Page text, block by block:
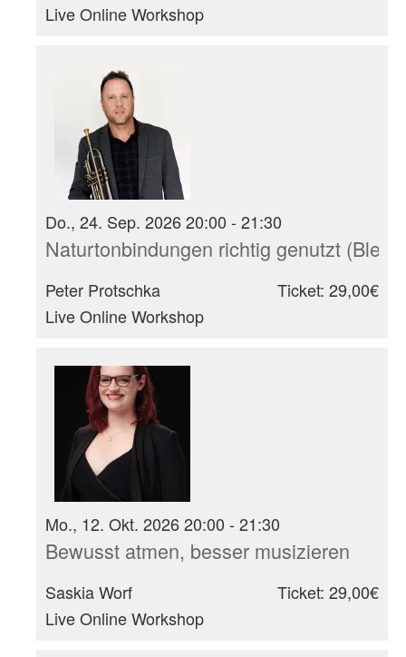
Live Online Workshop
Do., 24. Sep. 2026 20:00 - 21:30
Naturtonbindungen richtig genutzt
Peter Protschka
Live Online Workshop
Ticket: 29,00€
Mo., 12. Okt. 2026 20:00 - 21:30
Bewusst atmen, besser musizieren
Saskia Worf
Live Online Workshop
Ticket: 29,00€